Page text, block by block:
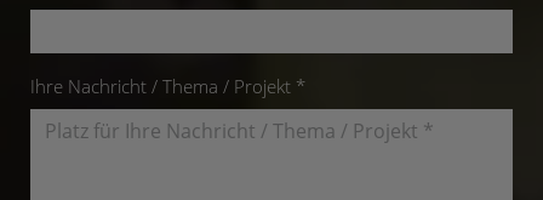
Ihre Nachricht / Thema / Projekt *